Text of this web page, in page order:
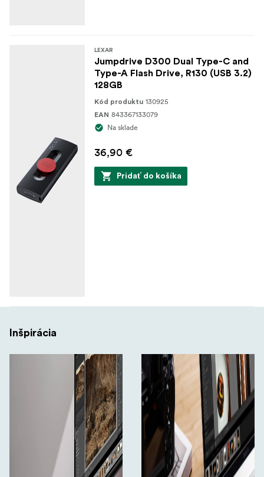
LEXAR
Jumpdrive D300 Dual Type-C and
Type-A Flash Drive, R130 (USB 3.2)
128GB
Kód produktu 130925
EAN 843367133079
Na sklade
36,90 €
Pridať do košíka
Inšpirácia